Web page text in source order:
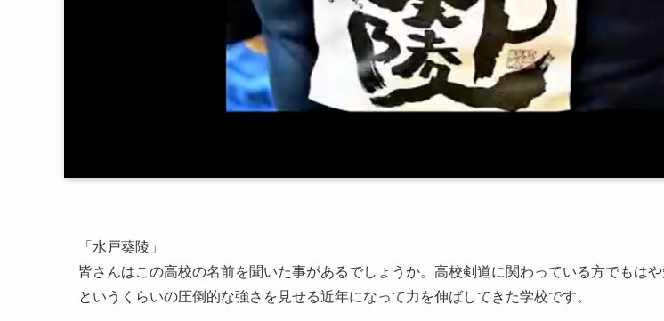
「水戸葵陵」
皆さんはこの高校の名前を聞いた事があるでしょうか。高校剣道に関わっている方でもは
というくらいの圧倒的な強さを見せる近年になって力を伸ばしてきた学校です。